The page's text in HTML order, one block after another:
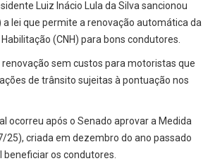
Luiz Inácio Lula da Silva sancionou
lei que permite a renovação automática da
(CNH) para bons condutores.
sem custos para motoristas que
de trânsito sujeitas à pontuação nos
ocorreu após o Senado aprovar a Medida
25), criada em dezembro do ano passado
os condutores.